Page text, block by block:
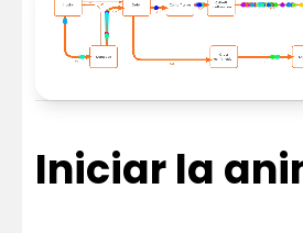
Iniciar la